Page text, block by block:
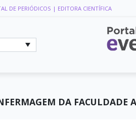
DE PERIÓDICOS | EDITORA CIENTÍFICA
DA